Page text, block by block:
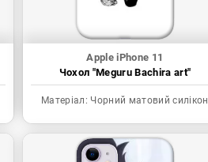
Apple iPhone 11
Чохол "Meguru Bachira art"
Матеріал: Чорний матовий силікон